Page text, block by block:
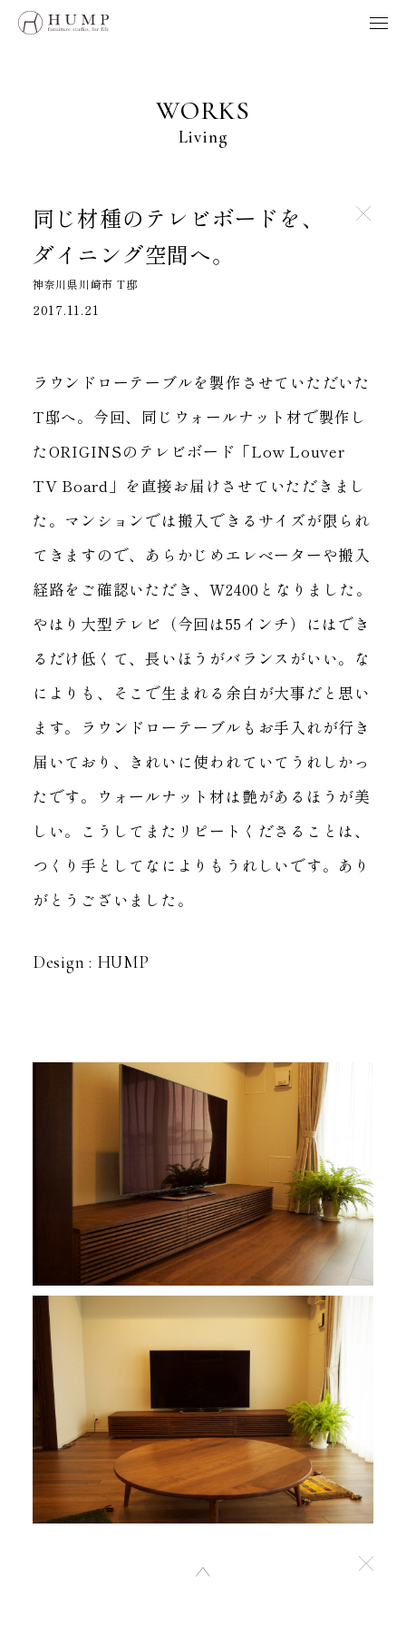
お問い合わせ
Follow us
WORKS
Living
同じ材種のテレビボードを、
ダイニング空間へ。
神奈川県川崎市 T邸
2017.11.21
ラウンドローテーブルを製作させていただいた
T邸へ。 今回、同じウォールナット材で製作し
たORIGINSのテレビボード「Low Louver
TV Board」を 直接お届けさせていただきまし
た。 マンションでは搬入できるサイズが限られ
てきますので、 あらかじめエレベーターや搬入
経路をご確認いただき、W2400となりました。
やはり大型テレビ（今回は55インチ）にはでき
るだけ低くて、長いほうがバランスがいい。 な
によりも、そこで生まれる余白が大事だと思い
ます。
ラウンドローテーブルもお手入れが行き
届いており、きれいに使われていてうれしかっ
たです。
ウォールナット材は艶があるほうが美
しい。
こうしてまたリピートくださることは、
つくり手としてなによりもうれしいです。 あり
がとうございました。
Design : HUMP